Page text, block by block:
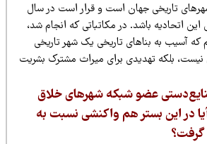
تاریخی جهان است و قرار است در سال
اتحادیه باشد. در مکاتباتی که انجام شد،
به بناهای تاریخی یک شهر تاریخی
تهدیدی برای میراث مشترک بشریت
عضو شبکه شهرهای خلاق
این بستر هم واکنشی نسبت به